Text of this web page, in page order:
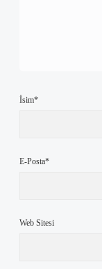
İsim*
E-Posta*
Web Sitesi